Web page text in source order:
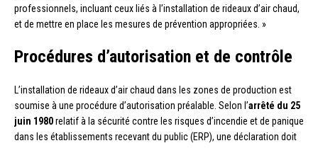
professionnels, incluant ceux liés à l’installation de rideaux d’air chaud,
et de mettre en place les mesures de prévention appropriées. »
Procédures d’autorisation et de contrôle
L’installation de rideaux d’air chaud dans les zones de production est
soumise à une procédure d’autorisation préalable. Selon l’arrêté du 25
juin 1980relatif à la sécurité contre les risques d’incendie et de panique
dans les établissements recevant du public (ERP), une déclaration doit